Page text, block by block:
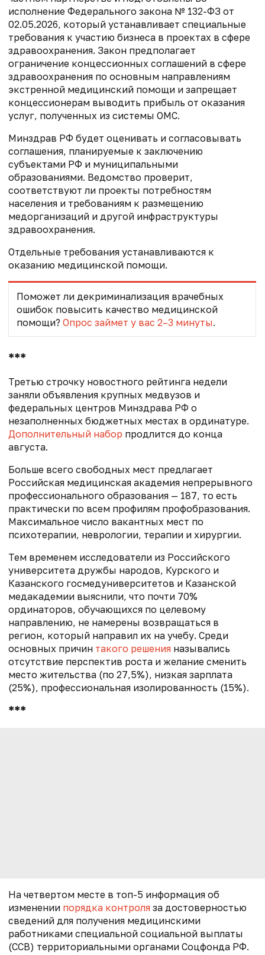
исполнение Федерального закона № 132-ФЗ от
02.05.2026, который устанавливает специальные
требования к участию бизнеса в проектах в сфере
здравоохранения. Закон предполагает
ограничение концессионных соглашений в сфере
здравоохранения по основным направлениям
экстренной медицинский помощи и запрещает
концессионерам выводить прибыль от оказания
услуг, полученных из системы ОМС.
Минздрав РФ будет оценивать и согласовывать
соглашения, планируемые к заключению
субъектами РФ и муниципальными
образованиями. Ведомство проверит,
соответствуют ли проекты потребностям
населения и требованиям к размещению
медорганизаций и другой инфраструктуры
здравоохранения.
Отдельные требования устанавливаются к
оказанию медицинской помощи.
Поможет ли декриминализация врачебных
ошибок повысить качество медицинской
помощи? Опрос займет у вас 2–3 минуты.
***
Третью строчку новостного рейтинга недели
заняли объявления крупных медвузов и
федеральных центров Минздрава РФ о
незаполненных бюджетных местах в ординатуре.
Дополнительный набор продлится до конца
августа.
Больше всего свободных мест предлагает
Российская медицинская академия непрерывного
профессионального образования — 187, то есть
практически по всем профилям профобразования.
Максимальное число вакантных мест по
психотерапии, неврологии, терапии и хирургии.
Тем временем исследователи из Российского
университета дружбы народов, Курского и
Казанского госмедуниверситетов и Казанской
медакадемии выяснили, что почти 70%
ординаторов, обучающихся по целевому
направлению, не намерены возвращаться в
регион, который направил их на учебу. Среди
основных причин такого решения назывались
отсутствие перспектив роста и желание сменить
место жительства (по 27,5%), низкая зарплата
(25%), профессиональная изолированность (15%).
***
На четвертом месте в топ-5 информация об
изменении порядка контроля за достоверностью
сведений для получения медицинскими
работниками специальной социальной выплаты
(ССВ) территориальными органами Соцфонда РФ.